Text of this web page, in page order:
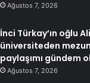
Ağustos 7, 2026
İnci Türkay’ın oğlu
üniversiteden
paylaşımı gündem
Ağustos 7, 2026